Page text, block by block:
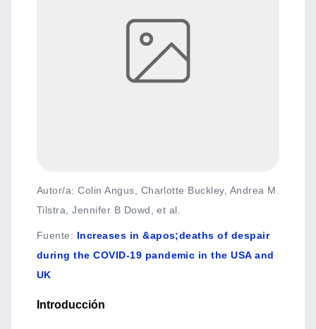
Autor/a: Colin Angus, Charlotte Buckley, Andrea M.
Tilstra, Jennifer B Dowd, et al.
Fuente: Increases in &apos;deaths of despair
during the COVID-19 pandemic in the USA and
UK
Introducción